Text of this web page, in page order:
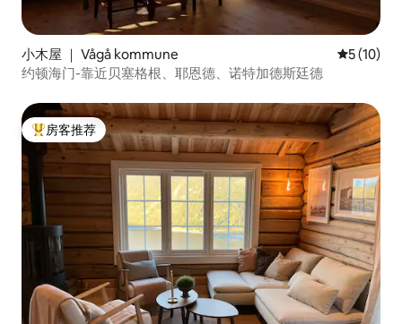
小木屋 ｜ Vågå kommune 平均评分
5 (10)
约顿海门-靠近贝塞格根、耶恩德、诺特加德斯廷德
热门「房客推荐」
房客推荐